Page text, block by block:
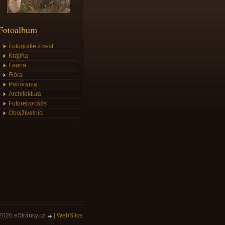
Fotografie z cest
Krajina
Fauna
Flóra
Panorama
Architektura
Fotoreportáže
Obojživelníci
eStránky.cz WebSlice